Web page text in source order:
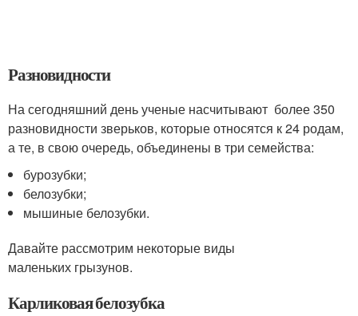
Разновидности
На сегодняшний день ученые насчитывают более 350
разновидности зверьков, которые относятся к 24 родам,
а те, в свою очередь, объединены в три семейства:
бурозубки;
белозубки;
мышиные белозубки.
Давайте рассмотрим некоторые виды
маленьких грызунов.
Карликовая белозубка